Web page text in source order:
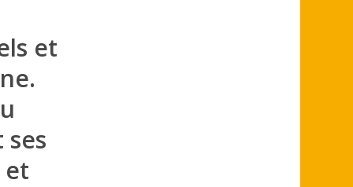
et
et